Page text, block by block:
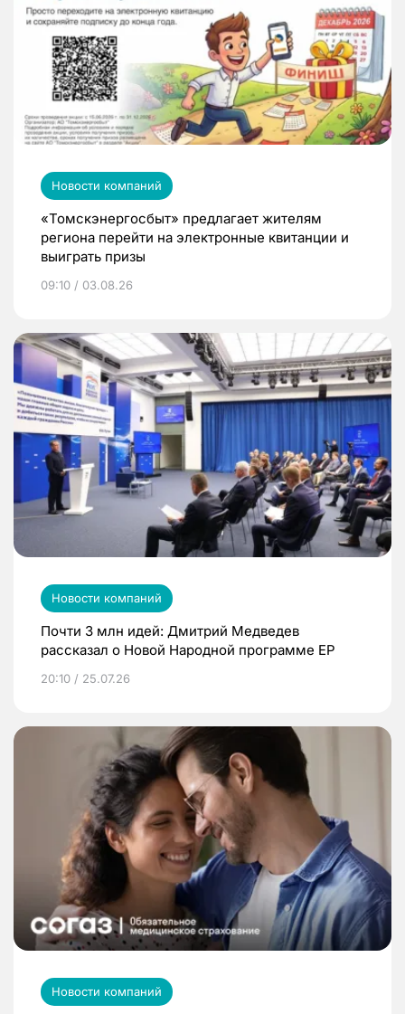
Новости компаний
«Томскэнергосбыт» предлагает жителям
региона перейти на электронные квитанции и
выиграть призы
09:10 / 03.08.26
Новости компаний
Почти 3 млн идей: Дмитрий Медведев
рассказал о Новой Народной программе ЕР
20:10 / 25.07.26
Новости компаний